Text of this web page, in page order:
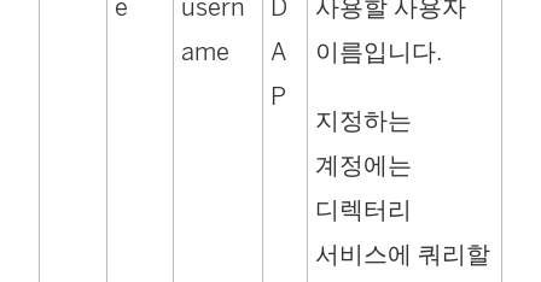
e
usern
ame
D
A
P
사용할 사용자
이름입니다.
지정하는
계정에는
디렉터리
서비스에 쿼리할